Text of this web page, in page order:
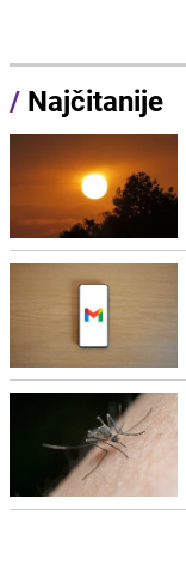
/ Najčitanije